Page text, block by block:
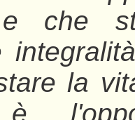
e che
la
è